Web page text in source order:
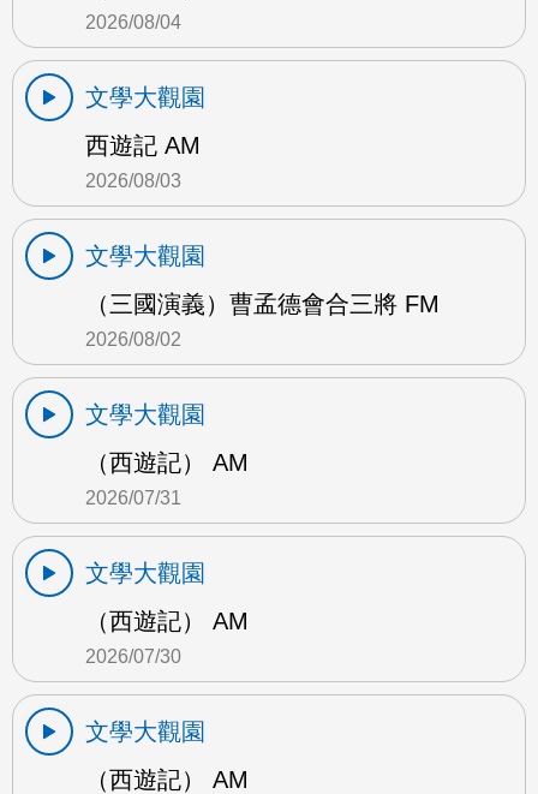
2026/08/04
文學大觀園
西遊記 AM
2026/08/03
文學大觀園
（三國演義）曹孟德會合三將 FM
2026/08/02
文學大觀園
（西遊記） AM
2026/07/31
文學大觀園
（西遊記） AM
2026/07/30
文學大觀園
（西遊記） AM